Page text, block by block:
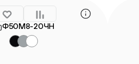
Ф50М8-20ЧН